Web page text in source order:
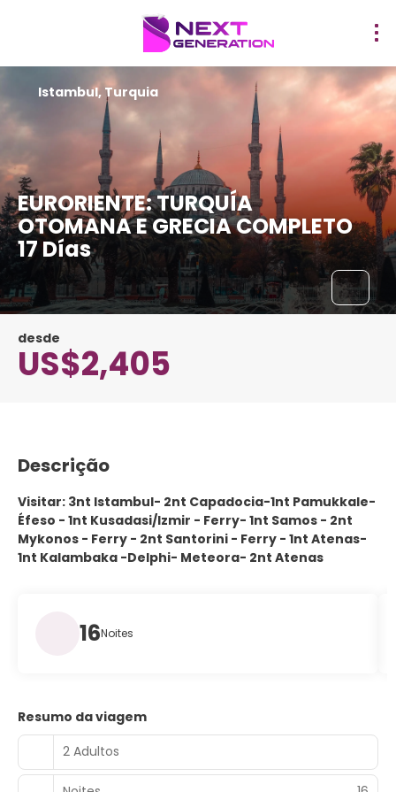
EURORIENTE: TURQUÍA
OTOMANA E GRECIA COMPLETO
17 Días
Istambul, Turquia
desde
US$2,405
Descrição
Visitar: 3nt Istambul- 2nt Capadocia-1nt Pamukkale-
Éfeso - 1nt Kusadasi/Izmir - Ferry- 1nt Samos - 2nt
Mykonos - Ferry - 2nt Santorini - Ferry - 1nt Atenas-
1nt Kalambaka -Delphi- Meteora- 2nt Atenas
16Noites
Resumo da viagem
2 Adultos